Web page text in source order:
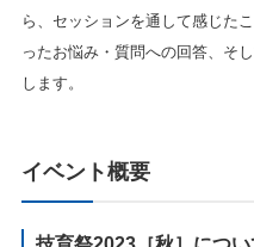
ら、セッションを通して感じた
ったお悩み・質問への回答、そ
します。
イベント概要